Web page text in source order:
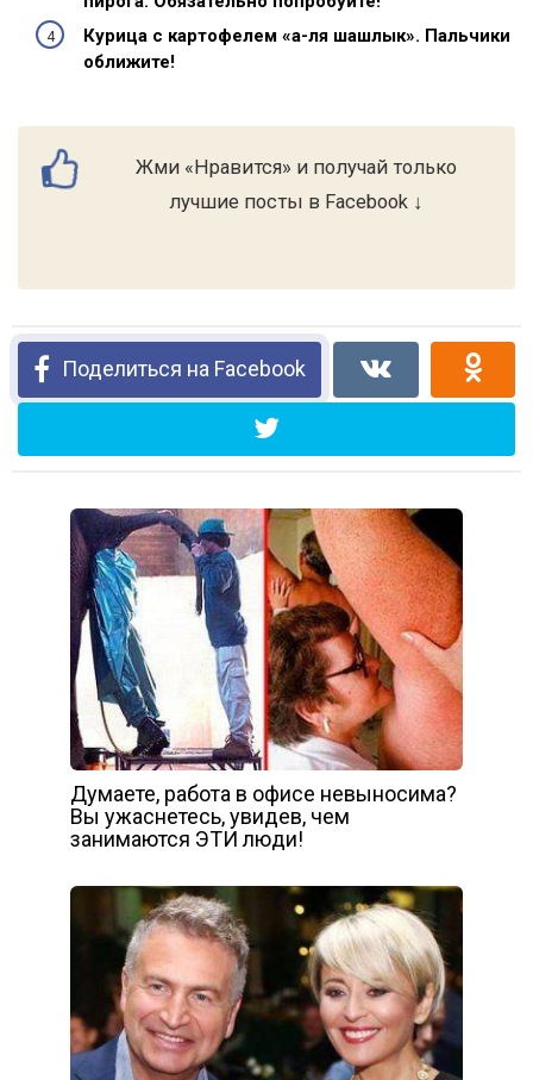
Курица с картофелем «а-ля шашлык». Пальчики
оближите!
Жми «Нравится» и получай только
лучшие посты в Facebook ↓
Поделиться на Facebook
Думаете, работа в офисе невыносима?
Вы ужаснетесь, увидев, чем
занимаются ЭТИ люди!